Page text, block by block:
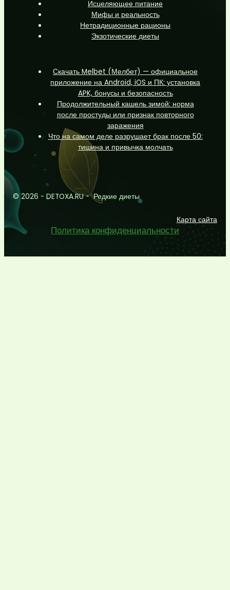
Исцеляющее питание
Мифы и реальность
Нетрадиционные рационы
Экзотические диеты
Скачать Melbet (Мелбет) — официальное
приложение на Android, iOS и ПК: установка
APK, бонусы и безопасность
Продолжительный кашель зимой: норма
после простуды или признак повторного
заражения
Что на самом деле разрушает брак после 50:
тишина и привычка молчать
© 2026 - DETOXA.RU - Редкие диеты
Карта сайта
Политика конфиденциальности